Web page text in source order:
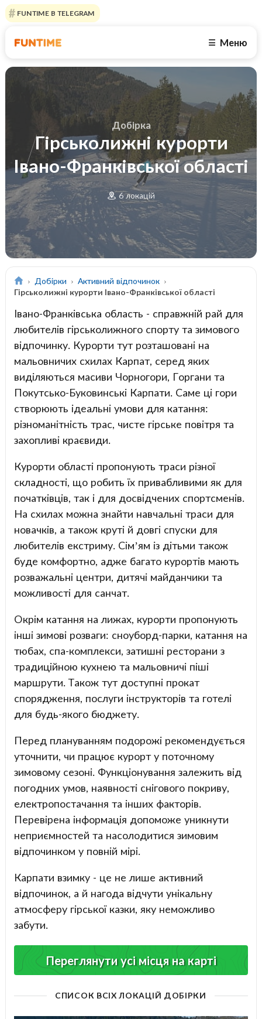
FUNTIME В TELEGRAM
☰ Меню
Добірка
Гірськолижні курорти
Івано-Франківської області
6 локацій
Добірки
Активний відпочинок
Гірськолижні курорти Івано-Франківської області
Івано-Франківська область - справжній рай для
любителів гірськолижного спорту та зимового
відпочинку. Курорти тут розташовані на
мальовничих схилах Карпат, серед яких
виділяються масиви Чорногори, Горгани та
Покутсько-Буковинські Карпати. Саме ці гори
створюють ідеальні умови для катання:
різноманітність трас, чисте гірське повітря та
захопливі краєвиди.
Курорти області пропонують траси різної
складності, що робить їх привабливими як для
початківців, так і для досвідчених спортсменів.
На схилах можна знайти навчальні траси для
новачків, а також круті й довгі спуски для
любителів екстриму. Сім’ям із дітьми також
буде комфортно, адже багато курортів мають
розважальні центри, дитячі майданчики та
можливості для санчат.
Окрім катання на лижах, курорти пропонують
інші зимові розваги: сноуборд-парки, катання на
тюбах, спа-комплекси, затишні ресторани з
традиційною кухнею та мальовничі піші
маршрути. Також тут доступні прокат
спорядження, послуги інструкторів та готелі
для будь-якого бюджету.
Перед плануванням подорожі рекомендується
уточнити, чи працює курорт у поточному
зимовому сезоні. Функціонування залежить від
погодних умов, наявності снігового покриву,
електропостачання та інших факторів.
Перевірена інформація допоможе уникнути
неприємностей та насолодитися зимовим
відпочинком у повній мірі.
Карпати взимку - це не лише активний
відпочинок, а й нагода відчути унікальну
атмосферу гірської казки, яку неможливо
забути.
Переглянути усі місця на карті
СПИСОК ВСІХ ЛОКАЦІЙ ДОБІРКИ